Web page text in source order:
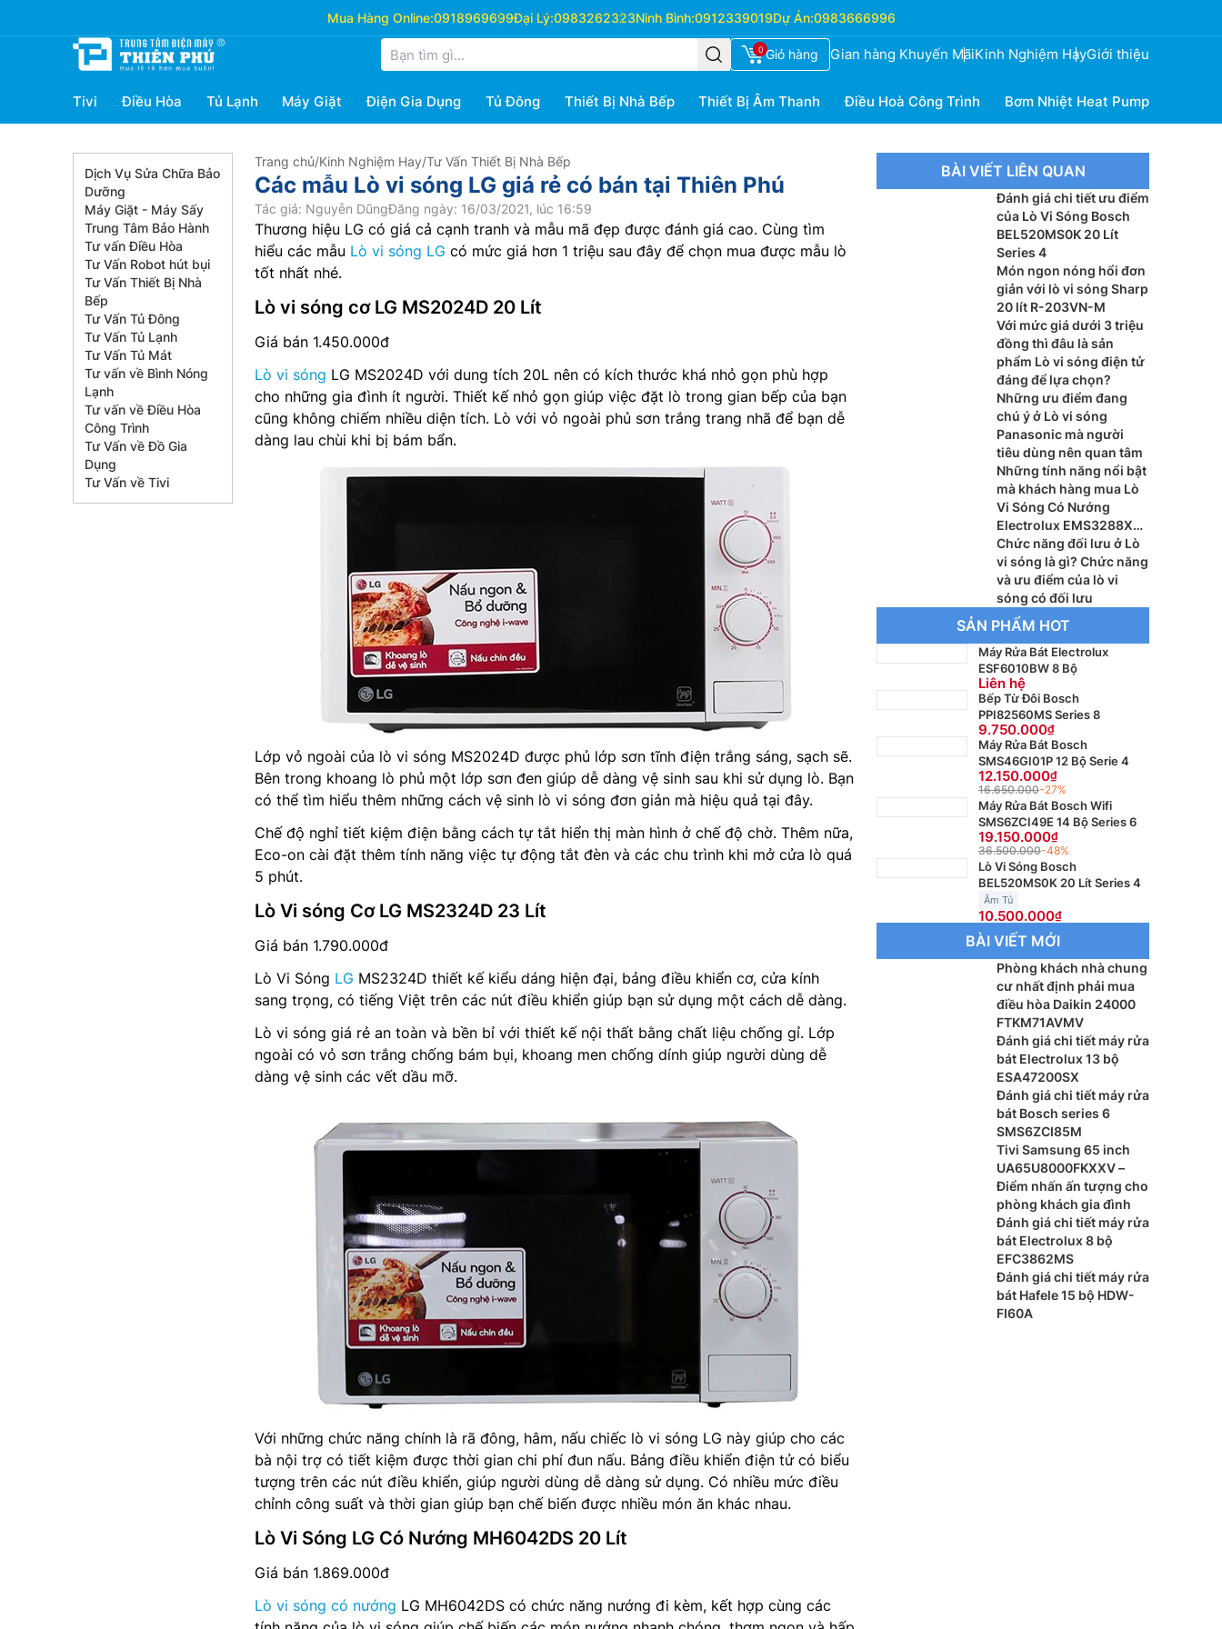
Mua Hàng Online:0918969699Đại Lý:0983262323Ninh Bình:0912339019Dự Án:0983666996
0 Giỏ hàng Gian hàng Khuyến MãiKinh Nghiệm HayGiới thiệu
Tivi Điều Hòa Tủ Lạnh Máy Giặt Điện Gia Dụng Tủ Đông Thiết Bị Nhà Bếp Thiết Bị Âm Thanh Điều Hoà Công Trình Bơm Nhiệt Heat Pump
Dịch Vụ Sửa Chữa Bảo
Dưỡng
Máy Giặt - Máy Sấy
Trung Tâm Bảo Hành
Tư vấn Điều Hòa
Tư Vấn Robot hút bụi
Tư Vấn Thiết Bị Nhà
Bếp
Tư Vấn Tủ Đông
Tư Vấn Tủ Lạnh
Tư Vấn Tủ Mát
Tư vấn về Bình Nóng
Lạnh
Tư vấn về Điều Hòa
Công Trình
Tư Vấn về Đồ Gia
Dụng
Tư Vấn về Tivi
Trang chủ/Kinh Nghiệm Hay/Tư Vấn Thiết Bị Nhà Bếp
Các mẫu Lò vi sóng LG giá rẻ có bán tại Thiên Phú
Tác giả: Nguyễn DũngĐăng ngày: 16/03/2021, lúc 16:59
Thương hiệu LG có giá cả cạnh tranh và mẫu mã đẹp được đánh giá cao. Cùng tìm
hiểu các mẫu Lò vi sóng LG có mức giá hơn 1 triệu sau đây để chọn mua được mẫu lò
tốt nhất nhé.
Lò vi sóng cơ LG MS2024D 20 Lít
Giá bán 1.450.000đ
Lò vi sóng LG MS2024D với dung tích 20L nên có kích thước khá nhỏ gọn phù hợp
cho những gia đình ít người. Thiết kế nhỏ gọn giúp việc đặt lò trong gian bếp của bạn
cũng không chiếm nhiều diện tích. Lò với vỏ ngoài phủ sơn trắng trang nhã để bạn dễ
dàng lau chùi khi bị bám bẩn.
Lớp vỏ ngoài của lò vi sóng MS2024D được phủ lớp sơn tĩnh điện trắng sáng, sạch sẽ.
Bên trong khoang lò phủ một lớp sơn đen giúp dễ dàng vệ sinh sau khi sử dụng lò. Bạn
có thể tìm hiểu thêm những cách vệ sinh lò vi sóng đơn giản mà hiệu quả tại đây.
Chế độ nghỉ tiết kiệm điện bằng cách tự tắt hiển thị màn hình ở chế độ chờ. Thêm nữa,
Eco-on cài đặt thêm tính năng việc tự động tắt đèn và các chu trình khi mở cửa lò quá
5 phút.
Lò Vi sóng Cơ LG MS2324D 23 Lít
Giá bán 1.790.000đ
Lò Vi Sóng LG MS2324D thiết kế kiểu dáng hiện đại, bảng điều khiển cơ, cửa kính
sang trọng, có tiếng Việt trên các nút điều khiển giúp bạn sử dụng một cách dễ dàng.
Lò vi sóng giá rẻ an toàn và bền bỉ với thiết kế nội thất bằng chất liệu chống gỉ. Lớp
ngoài có vỏ sơn trắng chống bám bụi, khoang men chống dính giúp người dùng dễ
dàng vệ sinh các vết dầu mỡ.
Với những chức năng chính là rã đông, hâm, nấu chiếc lò vi sóng LG này giúp cho các
bà nội trợ có tiết kiệm được thời gian chi phí đun nấu. Bảng điều khiển điện tử có biểu
tượng trên các nút điều khiển, giúp người dùng dễ dàng sử dụng. Có nhiều mức điều
chỉnh công suất và thời gian giúp bạn chế biến được nhiều món ăn khác nhau.
Lò Vi Sóng LG Có Nướng MH6042DS 20 Lít
Giá bán 1.869.000đ
Lò vi sóng có nướng LG MH6042DS có chức năng nướng đi kèm, kết hợp cùng các
BÀI VIẾT LIÊN QUAN
Đánh giá chi tiết ưu điểm
của Lò Vi Sóng Bosch
BEL520MS0K 20 Lít
Series 4
Món ngon nóng hổi đơn
giản với lò vi sóng Sharp
20 lít R-203VN-M
Với mức giá dưới 3 triệu
đồng thì đâu là sản
phẩm Lò vi sóng điện tử
đáng để lựa chọn?
Những ưu điểm đang
chú ý ở Lò vi sóng
Panasonic mà người
tiêu dùng nên quan tâm
Những tính năng nổi bật
mà khách hàng mua Lò
Vi Sóng Có Nướng
Electrolux EMS3288X
32 Lít cần lưu ý
Chức năng đối lưu ở Lò
vi sóng là gì? Chức năng
và ưu điểm của lò vi
sóng có đối lưu
SẢN PHẨM HOT
Máy Rửa Bát Electrolux
ESF6010BW 8 Bộ
Liên hệ
Bếp Từ Đôi Bosch
PPI82560MS Series 8
9.750.000
Máy Rửa Bát Bosch
SMS46GI01P 12 Bộ Serie 4
12.150.000
16.650.000-27%
Máy Rửa Bát Bosch Wifi
SMS6ZCI49E 14 Bộ Series 6
19.150.000
36.500.000-48%
Lò Vi Sóng Bosch
BEL520MS0K 20 Lít Series 4
Âm Tủ
10.500.000
BÀI VIẾT MỚI
Phòng khách nhà chung
cư nhất định phải mua
điều hòa Daikin 24000
FTKM71AVMV
Đánh giá chi tiết máy rửa
bát Electrolux 13 bộ
ESA47200SX
Đánh giá chi tiết máy rửa
bát Bosch series 6
SMS6ZCI85M
Tivi Samsung 65 inch
UA65U8000FKXXV –
Điểm nhấn ấn tượng cho
phòng khách gia đình
Đánh giá chi tiết máy rửa
bát Electrolux 8 bộ
EFC3862MS
Đánh giá chi tiết máy rửa
bát Hafele 15 bộ HDW-
FI60A